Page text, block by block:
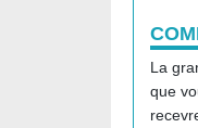
La
que